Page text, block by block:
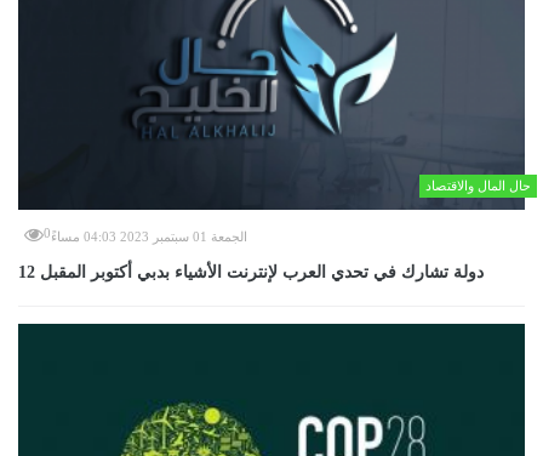
حال المال والاقتصاد
الجمعة 01 سبتمبر 2023 04:03 مساءً 0
12 دولة تشارك في تحدي العرب لإنترنت الأشياء بدبي أكتوبر المقبل